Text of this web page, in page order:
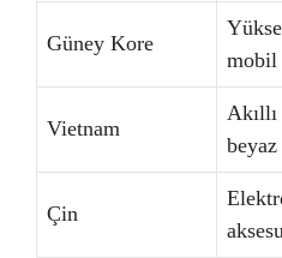
Güney Kore
mobil
Vietnam
Çin